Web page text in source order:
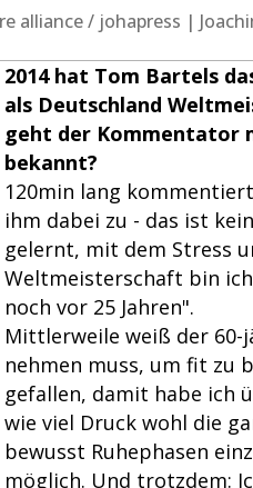
alliance / johapress |
2014 hat Tom Bartels
als Deutschland
geht der Kommentator
bekannt?
120min lang
ihm dabei zu - das ist
gelernt, mit dem Stress
Weltmeisterschaft bin
noch vor 25 Jahren".
Mittlerweile weiß der 60-
nehmen muss, um fit zu
gefallen, damit habe ich
wie viel Druck wohl die
bewusst Ruhephasen
möglich. Und trotzdem: